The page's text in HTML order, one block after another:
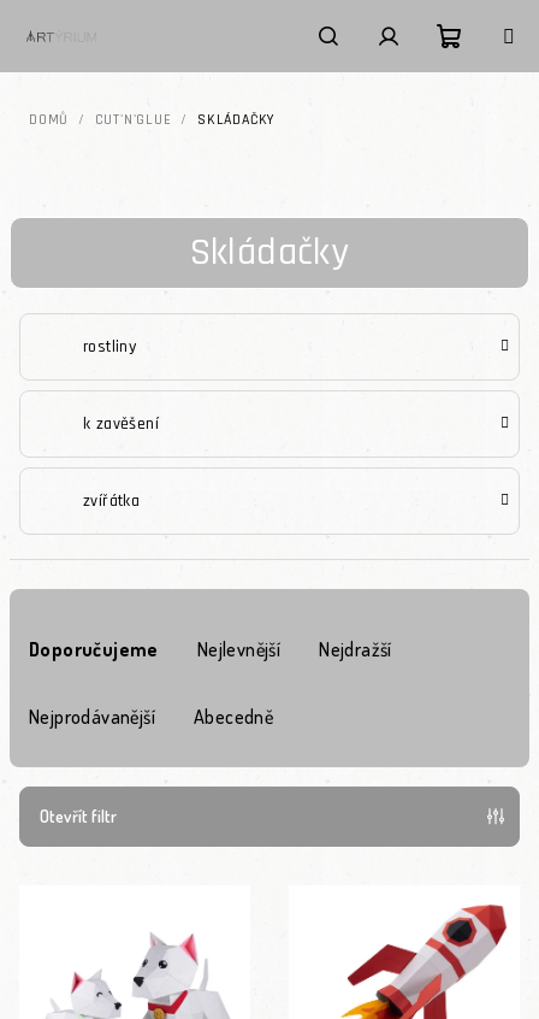
Hledat PřihlášeníNákupní
DOMŮ / CUT'N'GLUE / SKLÁDAČKY
Skládačky
rostliny
k zavěšení
zvířátka
Doporučujeme Nejlevnější Nejdražší
Nejprodávanější Abecedně
Otevřít filtr